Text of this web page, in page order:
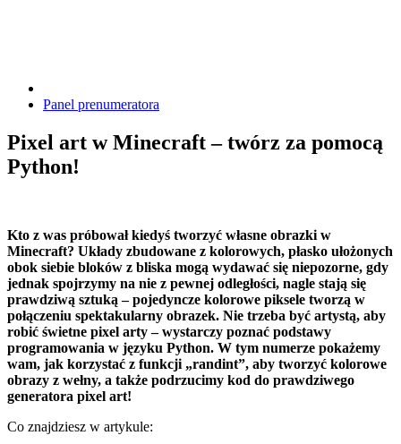
Panel prenumeratora
Pixel art w Minecraft – twórz za pomocą
Python!
Kto z was próbował kiedyś tworzyć własne obrazki w
Minecraft? Układy zbudowane z kolorowych, płasko ułożonych
obok siebie bloków z bliska mogą wydawać się niepozorne, gdy
jednak spojrzymy na nie z pewnej odległości, nagle stają się
prawdziwą sztuką – pojedyncze kolorowe piksele tworzą w
połączeniu spektakularny obrazek. Nie trzeba być artystą, aby
robić świetne pixel arty – wystarczy poznać podstawy
programowania w języku Python. W tym numerze pokażemy
wam, jak korzystać z funkcji „randint”, aby tworzyć kolorowe
obrazy z wełny, a także podrzucimy kod do prawdziwego
generatora pixel art!
Co znajdziesz w artykule: